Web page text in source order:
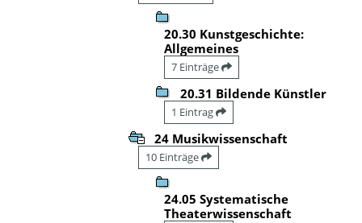
20.30 Kunstgeschichte:
Allgemeines
7 Einträge
20.31 Bildende Künstler
1 Eintrag
24 Musikwissenschaft
10 Einträge
24.05 Systematische
Theaterwissenschaft